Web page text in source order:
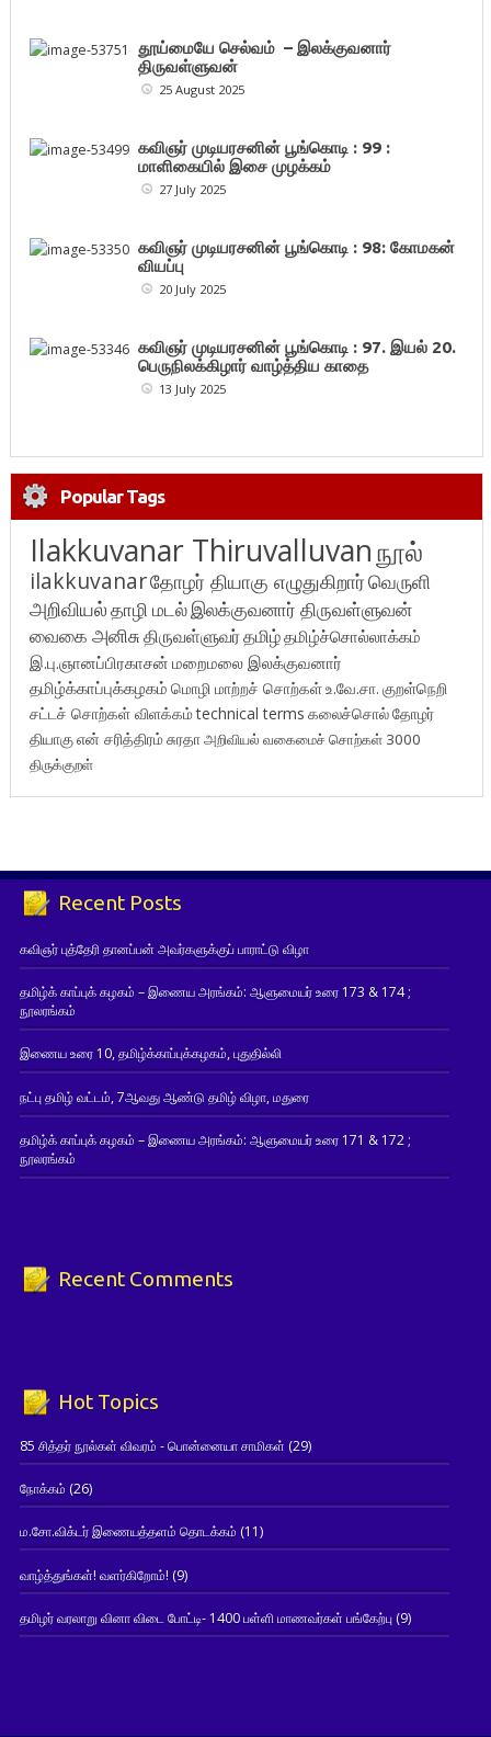
தூய்மையே செல்வம் – இலக்குவனார்
திருவள்ளுவன்
25 August 2025
கவிஞர் முடியரசனின் பூங்கொடி : 99 :
மாளிகையில் இசை முழக்கம்
27 July 2025
கவிஞர் முடியரசனின் பூங்கொடி : 98: கோமகன்
வியப்பு
20 July 2025
கவிஞர் முடியரசனின் பூங்கொடி : 97. இயல் 20.
பெருநிலக்கிழார் வாழ்த்திய காதை
13 July 2025
Popular Tags
Ilakkuvanar Thiruvalluvanநூல்
ilakkuvanarதோழர் தியாகு எழுதுகிறார்வெருளி
அறிவியல்தாழி மடல்இலக்குவனார் திருவள்ளுவன்
வைகை அனிசுதிருவள்ளுவர்தமிழ்தமிழ்ச்சொல்லாக்கம்
இ.பு.ஞானப்பிரகாசன் மறைமலை இலக்குவனார்
தமிழ்க்காப்புக்கழகம் மொழி மாற்றச் சொற்கள்உ.வே.சா. குறள்நெறி
சட்டச் சொற்கள் விளக்கம்technical terms கலைச்சொல்தோழர்
தியாகுஎன் சரித்திரம்சுரதாஅறிவியல் வகைமைச் சொற்கள் 3000
திருக்குறள்
Recent Posts
கவிஞர் புத்தேரி தானப்பன் அவர்களுக்குப் பாராட்டு விழா
தமிழ்க் காப்புக் கழகம் – இணைய அரங்கம்: ஆளுமையர் உரை 173 & 174 ;
நூலரங்கம்
இணைய உரை 10, தமிழ்க்காப்புக்கழகம், புதுதில்லி
நட்பு தமிழ் வட்டம், 7ஆவது ஆண்டு தமிழ் விழா, மதுரை
தமிழ்க் காப்புக் கழகம் – இணைய அரங்கம்: ஆளுமையர் உரை 171 & 172 ;
நூலரங்கம்
Recent Comments
Hot Topics
85 சித்தர் நூல்கள் விவரம் - பொன்னையா சாமிகள் (29)
நோக்கம் (26)
ம.சோ.விக்டர் இணையத்தளம் தொடக்கம் (11)
வாழ்த்துங்கள்! வளர்கிறோம்! (9)
தமிழர் வரலாறு வினா விடை போட்டி- 1400 பள்ளி மாணவர்கள் பங்கேற்பு(9)